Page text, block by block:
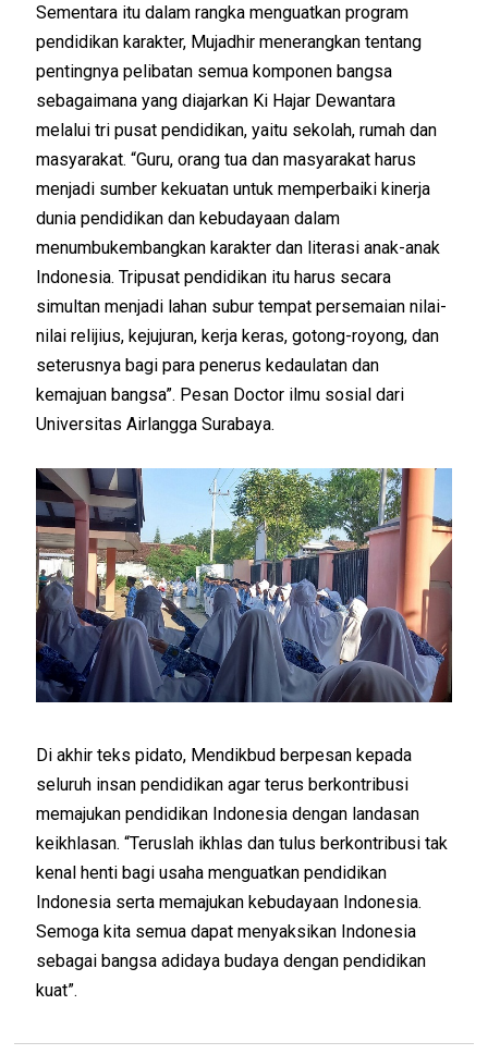
Sementara itu dalam rangka menguatkan program
pendidikan karakter, Mujadhir menerangkan tentang
pentingnya pelibatan semua komponen bangsa
sebagaimana yang diajarkan Ki Hajar Dewantara
melalui tri pusat pendidikan, yaitu sekolah, rumah dan
masyarakat. “Guru, orang tua dan masyarakat harus
menjadi sumber kekuatan untuk memperbaiki kinerja
dunia pendidikan dan kebudayaan dalam
menumbukembangkan karakter dan literasi anak-anak
Indonesia. Tripusat pendidikan itu harus secara
simultan menjadi lahan subur tempat persemaian nilai-
nilai relijius, kejujuran, kerja keras, gotong-royong, dan
seterusnya bagi para penerus kedaulatan dan
kemajuan bangsa”. Pesan Doctor ilmu sosial dari
Universitas Airlangga Surabaya.
Di akhir teks pidato, Mendikbud berpesan kepada
seluruh insan pendidikan agar terus berkontribusi
memajukan pendidikan Indonesia dengan landasan
keikhlasan. “Teruslah ikhlas dan tulus berkontribusi tak
kenal henti bagi usaha menguatkan pendidikan
Indonesia serta memajukan kebudayaan Indonesia.
Semoga kita semua dapat menyaksikan Indonesia
sebagai bangsa adidaya budaya dengan pendidikan
kuat”.